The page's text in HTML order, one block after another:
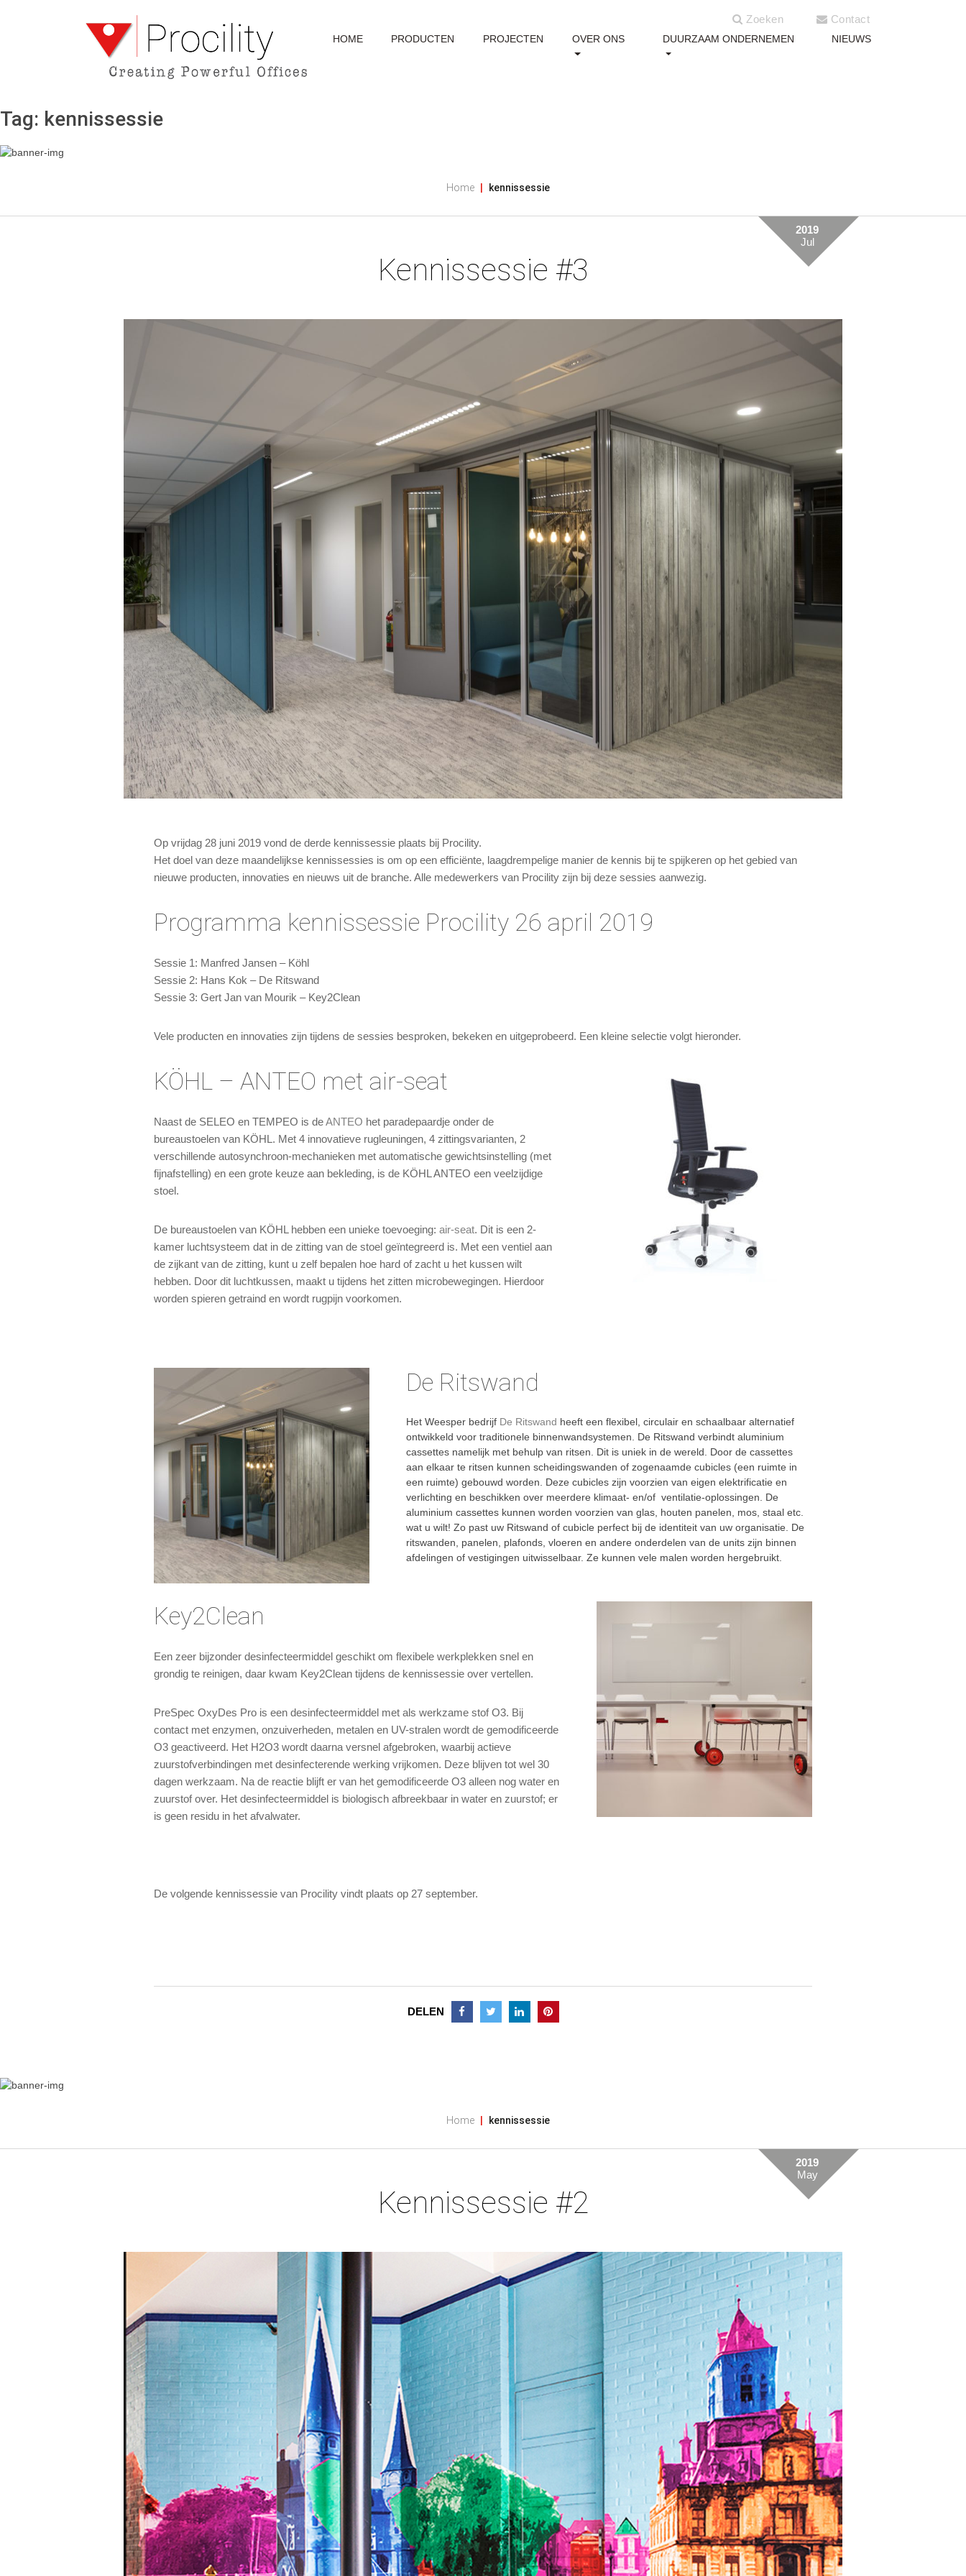
Zoeken Contact
HOME PRODUCTEN PROJECTEN OVER ONS DUURZAAM ONDERNEMEN NIEUWS
Tag: kennissessie
Home kennissessie
2019
Jul
Kennissessie #3
Op vrijdag 28 juni 2019 vond de derde kennissessie plaats bij Procility.
Het doel van deze maandelijkse kennissessies is om op een efficiënte, laagdrempelige manier de kennis bij te spijkeren op het gebied van
nieuwe producten, innovaties en nieuws uit de branche. Alle medewerkers van Procility zijn bij deze sessies aanwezig.
Programma kennissessie Procility 26 april 2019
Sessie 1: Manfred Jansen – Köhl
Sessie 2: Hans Kok – De Ritswand
Sessie 3: Gert Jan van Mourik – Key2Clean
Vele producten en innovaties zijn tijdens de sessies besproken, bekeken en uitgeprobeerd. Een kleine selectie volgt hieronder.
KÖHL – ANTEO met air-seat
Naast de SELEO en TEMPEO is deANTEO het paradepaardje onder de
bureaustoelen van KÖHL. Met 4 innovatieve rugleuningen, 4 zittingsvarianten, 2
verschillende autosynchroon-mechanieken met automatische gewichtsinstelling (met
fijnafstelling) en een grote keuze aan bekleding, is de KÖHL ANTEO een veelzijdige
stoel.
De bureaustoelen van KÖHL hebben een unieke toevoeging: air-seat. Dit is een 2-
kamer luchtsysteem dat in de zitting van de stoel geïntegreerd is. Met een ventiel aan
de zijkant van de zitting, kunt u zelf bepalen hoe hard of zacht u het kussen wilt
hebben. Door dit luchtkussen, maakt u tijdens het zitten microbewegingen. Hierdoor
worden spieren getraind en wordt rugpijn voorkomen.
De Ritswand
Het Weesper bedrijf De Ritswand heeft een flexibel, circulair en schaalbaar alternatief
ontwikkeld voor traditionele binnenwandsystemen. De Ritswand verbindt aluminium
cassettes namelijk met behulp van ritsen. Dit is uniek in de wereld. Door de cassettes
aan elkaar te ritsen kunnen scheidingswanden of zogenaamde cubicles (een ruimte in
een ruimte) gebouwd worden. Deze cubicles zijn voorzien van eigen elektrificatie en
verlichting en beschikken over meerdere klimaat- en/of ventilatie-oplossingen. De
aluminium cassettes kunnen worden voorzien van glas, houten panelen, mos, staal etc.
wat u wilt! Zo past uw Ritswand of cubicle perfect bij de identiteit van uw organisatie. De
ritswanden, panelen, plafonds, vloeren en andere onderdelen van de units zijn binnen
afdelingen of vestigingen uitwisselbaar. Ze kunnen vele malen worden hergebruikt.
Key2Clean
Een zeer bijzonder desinfecteermiddel geschikt om flexibele werkplekken snel en
grondig te reinigen, daar kwam Key2Clean tijdens de kennissessie over vertellen.
PreSpec OxyDes Pro is een desinfecteermiddel met als werkzame stof O3. Bij
contact met enzymen, onzuiverheden, metalen en UV-stralen wordt de gemodificeerde
O3 geactiveerd. Het H2O3 wordt daarna versnel afgebroken, waarbij actieve
zuurstofverbindingen met desinfecterende werking vrijkomen. Deze blijven tot wel 30
dagen werkzaam. Na de reactie blijft er van het gemodificeerde O3 alleen nog water en
zuurstof over. Het desinfecteermiddel is biologisch afbreekbaar in water en zuurstof; er
is geen residu in het afvalwater.
De volgende kennissessie van Procility vindt plaats op 27 september.
DELEN
Home kennissessie
2019
May
Kennissessie #2